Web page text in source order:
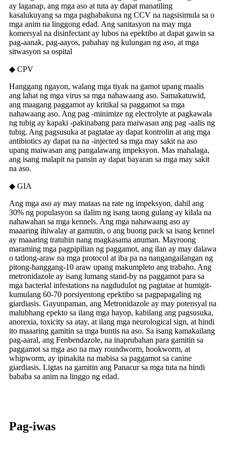
ay laganap, ang mga aso at tuta ay dapat manatiling
kasalukuyang sa mga pagbabakuna ng CCV na nagsisimula sa o
mga anim na linggong edad. Ang sanitasyon na may mga
komersyal na disinfectant ay lubos na epektibo at dapat gawin sa
pag-aanak, pag-aayos, pabahay ng kulungan ng aso, at mga
sitwasyon sa ospital
◆ CPV
Hanggang ngayon, walang mga tiyak na gamot upang maalis
ang lahat ng mga virus sa mga nahawaang aso. Samakatuwid,
ang maagang paggamot ay kritikal sa paggamot sa mga
nahawaang aso. Ang pag -minimize ng electrolyte at pagkawala
ng tubig ay kapaki -pakinabang para maiwasan ang pag -aalis ng
tubig. Ang pagsusuka at pagtatae ay dapat kontrolin at ang mga
antibiotics ay dapat na na -injected sa mga may sakit na aso
upang maiwasan ang pangalawang impeksyon. Mas mahalaga,
ang isang malapit na pansin ay dapat bayaran sa mga may sakit
na aso.
◆ GIA
Ang mga aso ay may mataas na rate ng impeksyon, dahil ang
30% ng populasyon sa ilalim ng isang taong gulang ay kilala na
nahawahan sa mga kennels. Ang mga nahawaang aso ay
maaaring ihiwalay at gamutin, o ang buong pack sa isang kennel
ay maaaring tratuhin nang magkasama anuman. Mayroong
maraming mga pagpipilian ng paggamot, ang ilan ay may dalawa
o tatlong-araw na mga protocol at iba pa na nangangailangan ng
pitong-hanggang-10 araw upang makumpleto ang trabaho. Ang
metronidazole ay isang lumang stand-by na paggamot para sa
mga bacterial infestations na nagdudulot ng pagtatae at humigit-
kumulang 60-70 porsiyentong epektibo sa pagpapagaling ng
giardiasis. Gayunpaman, ang Metronidazole ay may potensyal na
malubhang epekto sa ilang mga hayop, kabilang ang pagsusuka,
anorexia, toxicity sa atay, at ilang mga neurological sign, at hindi
ito maaaring gamitin sa mga buntis na aso. Sa isang kamakailang
pag-aaral, ang Fenbendazole, na inaprubahan para gamitin sa
paggamot sa mga aso na may roundworm, hookworm, at
whipworm, ay ipinakita na mabisa sa paggamot sa canine
giardiasis. Ligtas na gamitin ang Panacur sa mga tuta na hindi
bababa sa anim na linggo ng edad.
Pag-iwas